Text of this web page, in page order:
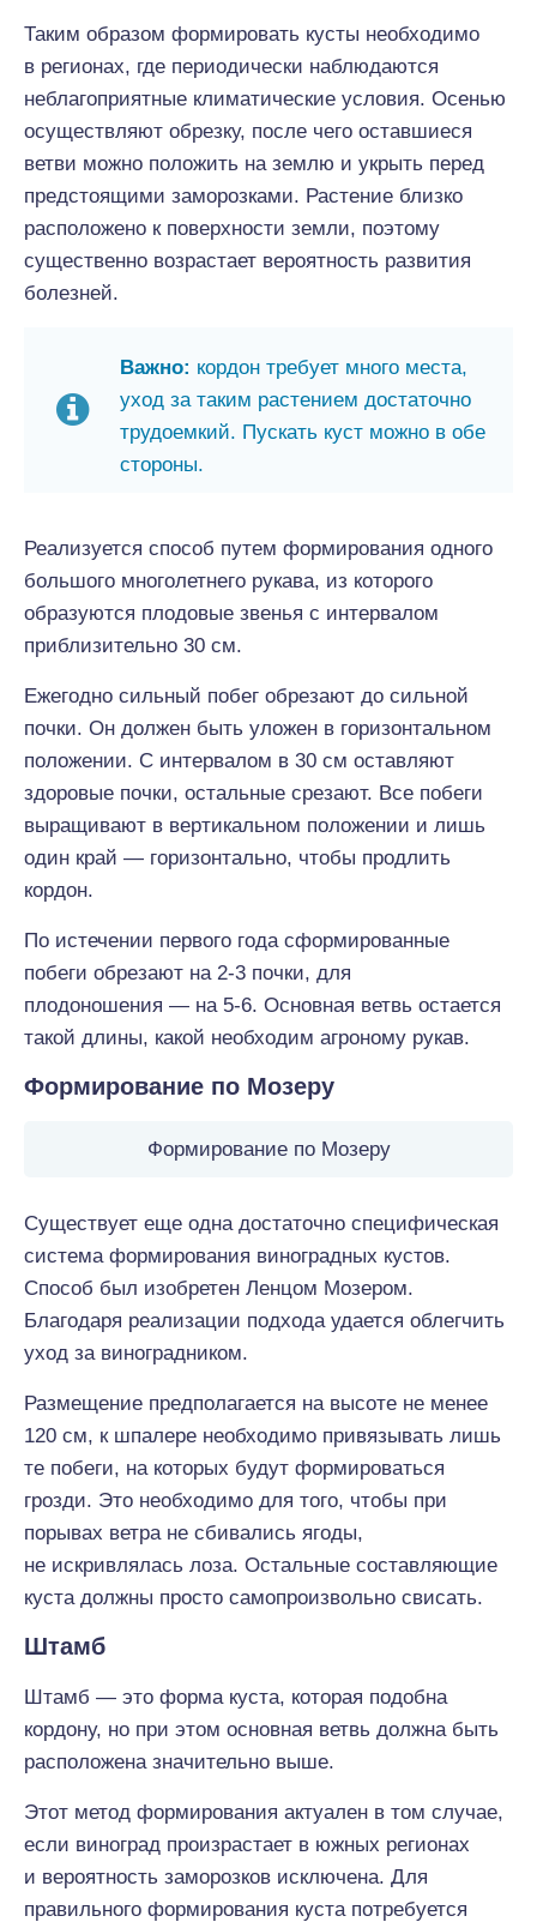
Таким образом формировать кусты необходимо
в регионах, где периодически наблюдаются
неблагоприятные климатические условия. Осенью
осуществляют обрезку, после чего оставшиеся
ветви можно положить на землю и укрыть перед
предстоящими заморозками. Растение близко
расположено к поверхности земли, поэтому
существенно возрастает вероятность развития
болезней.
Важно: кордон требует много места,
уход за таким растением достаточно
трудоемкий. Пускать куст можно в обе
стороны.
Реализуется способ путем формирования одного
большого многолетнего рукава, из которого
образуются плодовые звенья с интервалом
приблизительно 30 см.
Ежегодно сильный побег обрезают до сильной
почки. Он должен быть уложен в горизонтальном
положении. С интервалом в 30 см оставляют
здоровые почки, остальные срезают. Все побеги
выращивают в вертикальном положении и лишь
один край — горизонтально, чтобы продлить
кордон.
По истечении первого года сформированные
побеги обрезают на 2-3 почки, для
плодоношения — на 5-6. Основная ветвь остается
такой длины, какой необходим агроному рукав.
Формирование по Мозеру
Формирование по Мозеру
Существует еще одна достаточно специфическая
система формирования виноградных кустов.
Способ был изобретен Ленцом Мозером.
Благодаря реализации подхода удается облегчить
уход за виноградником.
Размещение предполагается на высоте не менее
120 см, к шпалере необходимо привязывать лишь
те побеги, на которых будут формироваться
грозди. Это необходимо для того, чтобы при
порывах ветра не сбивались ягоды,
не искривлялась лоза. Остальные составляющие
куста должны просто самопроизвольно свисать.
Штамб
Штамб — это форма куста, которая подобна
кордону, но при этом основная ветвь должна быть
расположена значительно выше.
Этот метод формирования актуален в том случае,
если виноград произрастает в южных регионах
и вероятность заморозков исключена. Для
правильного формирования куста потребуется